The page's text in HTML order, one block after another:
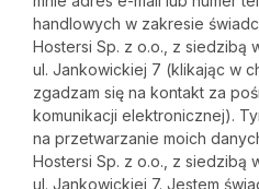
handlowych w zakresie
Hostersi Sp. z o.o., z siedzibą
ul. Jankowickiej 7 (klikając w
zgadzam się na kontakt za
komunikacji elektronicznej).
na przetwarzanie moich
Hostersi Sp. z o.o., z siedzibą
ul. Jankowickiej 7. Jestem